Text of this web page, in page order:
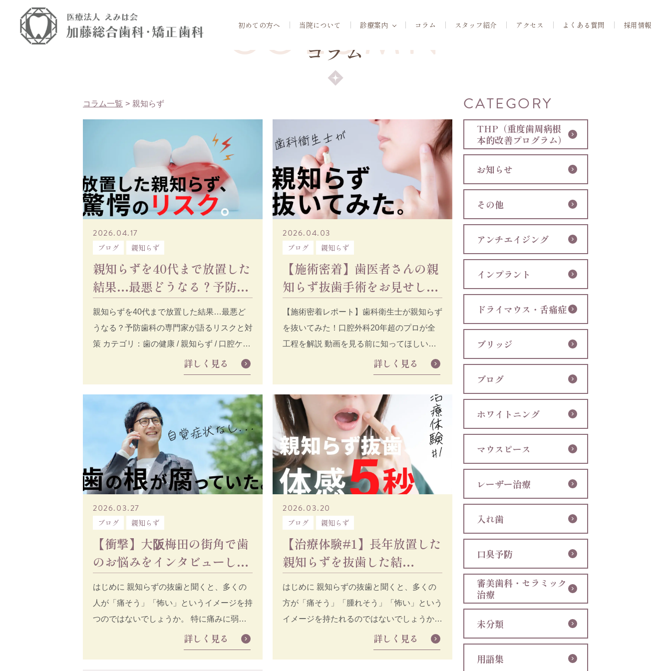
初めての方へ 当院について 診療案内 コラム スタッフ紹介 アクセス よくある質問 採用情報
COLUMN
コラム
コラム一覧 親知らず
2026.04.17
ブログ 親知らず
親知らずを40代まで放置した
結果…最悪どうなる？予防歯
科の専門家が語るリスクと対
親知らずを40代まで放置した結果…最悪ど
うなる？予防歯科の専門家が語るリスクと対
策 カテゴリ：歯の健康 / 親知らず / 口腔ケア
詳しく見る
2026.04.03
ブログ 親知らず
【施術密着】歯医者さんの親
知らず抜歯手術をお見せしま
す
【施術密着レポート】歯科衛生士が親知らず
を抜いてみた！口腔外科20年超のプロが全
工程を解説 動画を見る前に知ってほしいこ
詳しく見る
2026.03.27
ブログ 親知らず
【衝撃】大阪梅田の街角で歯
のお悩みをインタビューした
結果、、、 | 20代男性
はじめに 親知らずの抜歯と聞くと、多くの
人が「痛そう」「怖い」というイメージを持
つのではないでしょうか。 特に痛みに弱い
詳しく見る
2026.03.20
ブログ 親知らず
【治療体験#1】長年放置した
親知らずを抜歯した結
果、、！ ［50代男性］
はじめに 親知らずの抜歯と聞くと、多くの
方が「痛そう」「腫れそう」「怖い」という
イメージを持たれるのではないでしょうか。
詳しく見る
CATEGORY
THP（重度歯周病根
本的改善プログラム）
お知らせ
その他
アンチエイジング
インプラント
ドライマウス・舌痛症
ブリッジ
ブログ
ホワイトニング
マウスピース
レーザー治療
入れ歯
口臭予防
審美歯科・セラミック
治療
未分類
用語集